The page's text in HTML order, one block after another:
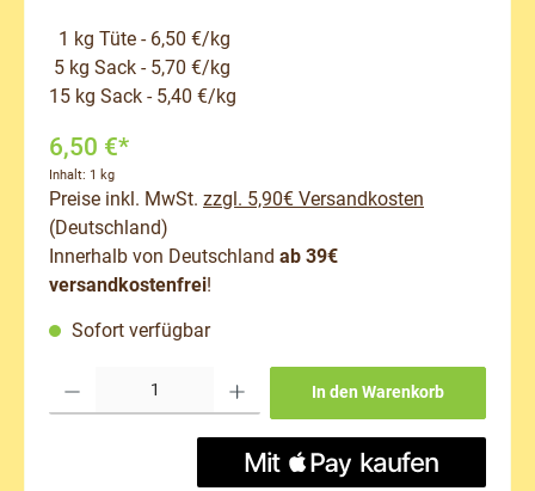
1 kg Tüte - 6,50 €/kg
5 kg Sack - 5,70 €/kg
15 kg Sack - 5,40 €/kg
6,50 €*
Inhalt: 1 kg
Preise inkl. MwSt. zzgl. 5,90€ Versandkosten
(Deutschland)
Innerhalb von Deutschland ab 39€
versandkostenfrei!
Sofort verfügbar
In den Warenkorb